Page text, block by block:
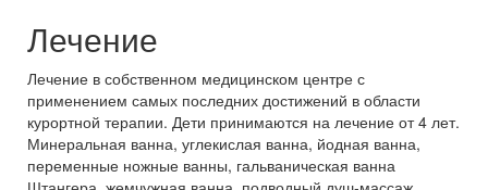
Лечение
Лечение в собственном медицинском центре с
применением самых последних достижений в области
курортной терапии. Дети принимаются на лечение от 4 лет.
Минеральная ванна, углекислая ванна, йодная ванна,
переменные ножные ванны, гальваническая ванна